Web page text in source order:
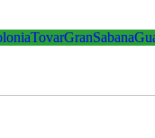
GranSabana